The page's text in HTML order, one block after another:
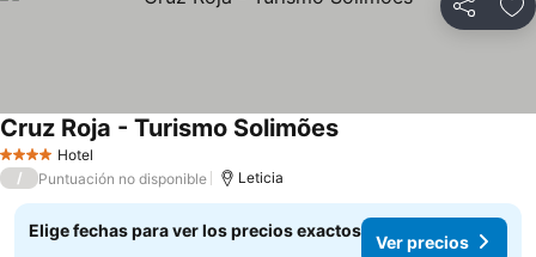
Compartir
4 EstrellasHotel
Cruz Roja - Turismo Solimões
/ Puntuación no disponible Leticia
Elige fechas para ver los precios exactos
Ver precios